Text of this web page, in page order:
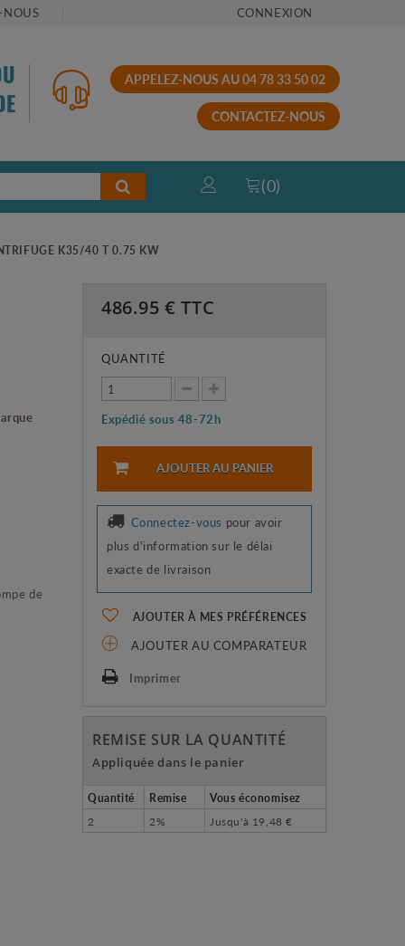
CONNEXION
APPELEZ-NOUS AU 04 78 33 50 02
CONTACTEZ-NOUS
(0)
K35/40 T 0.75 KW
de
486.95 € TTC
QUANTITÉ
Expédié sous 48-72h
AJOUTER AU PANIER
Connectez-vous pour avoir
plus d'information sur le délai
exacte de livraison
AJOUTER À MES PRÉFÉRENCES
AJOUTER AU COMPARATEUR
Imprimer
REMISE SUR LA QUANTITÉ
Appliquée dans le panier
Quantité Remise
Vous économisez
2
2% Jusqu'à 19,48 €